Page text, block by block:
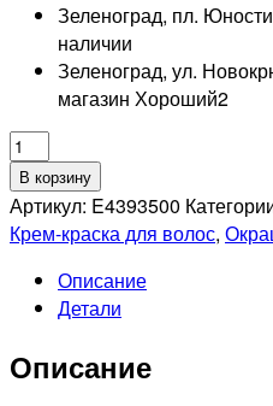
Зеленоград, пл.
наличии
Зеленоград, ул.
магазин Хороший2
Количество
товара
L'OREAL
PROFESSIONNEL
MAJIREL
СТОЙКАЯ
ДЛЯ
В корзину
Артикул: E4393500
Крем-краска для волос,
Описание
Детали
Описание